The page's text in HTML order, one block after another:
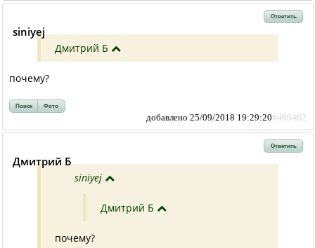
Ответить
siniyej
Дмитрий Б
почему?
Поиск Фото
добавлено 25/09/2018 19:29:20#469462
Ответить
Дмитрий Б
siniyej
Дмитрий Б
почему?